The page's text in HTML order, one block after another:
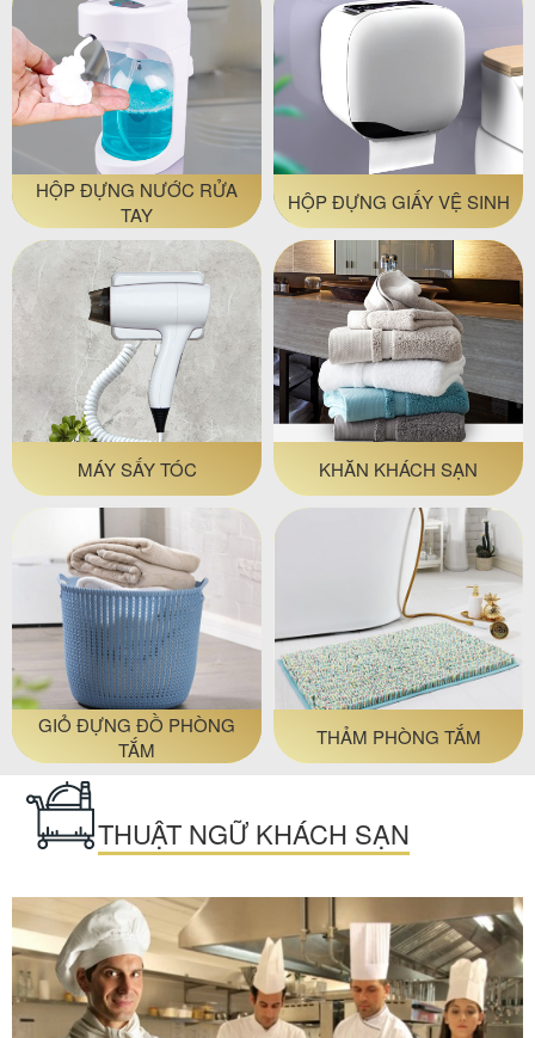
HỘP ĐỰNG NƯỚC RỬA
TAY
HỘP ĐỰNG GIẤY VỆ SINH
MÁY SẤY TÓC KHĂN KHÁCH SẠN
GIỎ ĐỰNG ĐỒ PHÒNG
TẮM
THẢM PHÒNG TẮM
THUẬT NGỮ KHÁCH SẠN